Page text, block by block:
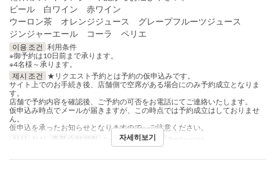
ビール 白ワイン 赤ワイン
ウーロン茶 オレンジジュース グレープフルーツジュース
ジンジャーエール コーラ ペリエ
이용 조건 利用条件
※御予約は10日前まで承ります。
※4名様～承ります。
제시 조건
★リクエスト予約とは予約の仮申込みです。
サイト上でのお手続き後、店舗側で空席がある場合にのみ予約成立となりま
す。
店舗で予約内容を確認後、ご予約の可否をお電話にてご連絡いたします。
仮申込み時点でメールが届きますが、この時点では予約成立はしておりませ
ん。
仮申込を承ったお知らせとなりますので、ご注意ください。
식사
점심 주문 수량 제한 4 ~ 좌석 카테고리 Restaurant
자세히보기